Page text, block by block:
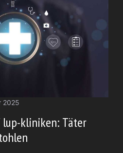
2025
kliniken: Täter